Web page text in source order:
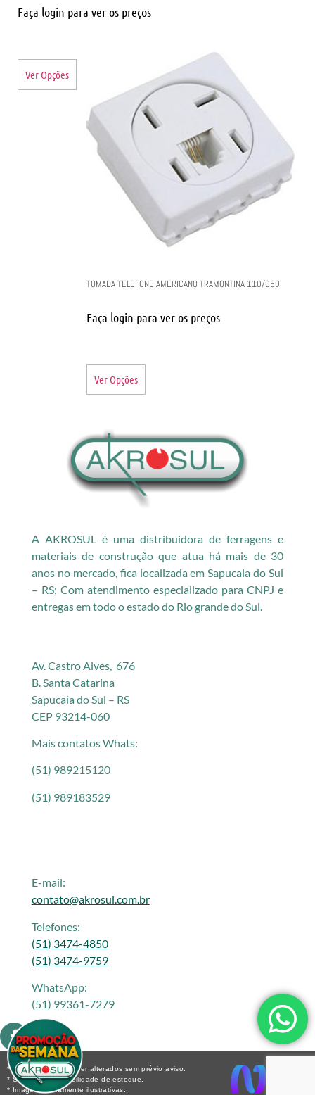
Faça login para ver os preços
Ver Opções
TOMADA TELEFONE AMERICANO TRAMONTINA 110/050
Faça login para ver os preços
Ver Opções
A AKROSUL é uma distribuidora de ferragens e
materiais de construção que atua há mais de 30
anos no mercado, fica localizada em Sapucaia do Sul
– RS; Com atendimento especializado para CNPJ e
entregas em todo o estado do Rio grande do Sul.
Av. Castro Alves, 676
B. Santa Catarina
Sapucaia do Sul – RS
CEP 93214-060
Mais contatos Whats:
(51) 989215120
(51) 989183529
E-mail:
contato@akrosul.com.br
Telefones:
(51) 3474-4850
(51) 3474-9759
WhatsApp:
(51) 99361-7279
* Os preços podem ser alterados sem prévio aviso.
* Sujeito a disponibilidade de estoque.
* Imagens meramente ilustrativas.